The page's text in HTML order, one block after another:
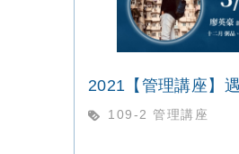
109-2 管理講座